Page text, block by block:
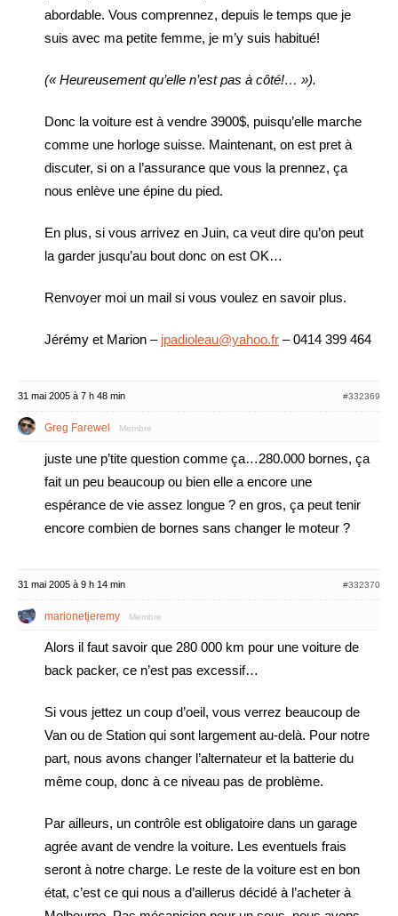
abordable. Vous comprennez, depuis le temps que je
suis avec ma petite femme, je m’y suis habitué!
(« Heureusement qu’elle n’est pas à côté!… »).
Donc la voiture est à vendre 3900$, puisqu’elle marche
comme une horloge suisse. Maintenant, on est pret à
discuter, si on a l’assurance que vous la prennez, ça
nous enlève une épine du pied.
En plus, si vous arrivez en Juin, ca veut dire qu’on peut
la garder jusqu’au bout donc on est OK…
Renvoyer moi un mail si vous voulez en savoir plus.
Jérémy et Marion – jpadioleau@yahoo.fr – 0414 399 464
31 mai 2005 à 7 h 48 min #332369
Greg Farewel Membre
juste une p’tite question comme ça…280.000 bornes, ça
fait un peu beaucoup ou bien elle a encore une
espérance de vie assez longue ? en gros, ça peut tenir
encore combien de bornes sans changer le moteur ?
31 mai 2005 à 9 h 14 min #332370
marionetjeremy Membre
Alors il faut savoir que 280 000 km pour une voiture de
back packer, ce n’est pas excessif…
Si vous jettez un coup d’oeil, vous verrez beaucoup de
Van ou de Station qui sont largement au-delà. Pour notre
part, nous avons changer l’alternateur et la batterie du
même coup, donc à ce niveau pas de problème.
Par ailleurs, un contrôle est obligatoire dans un garage
agrée avant de vendre la voiture. Les eventuels frais
seront à notre charge. Le reste de la voiture est en bon
état, c’est ce qui nous a d’aillerus décidé à l’acheter à